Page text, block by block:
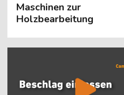
Maschinen zur
Holzbearbeitung
[Cocoon] About (Text with Image)